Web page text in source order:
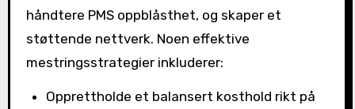
håndtere PMS oppblåsthet, og skaper et
støttende nettverk. Noen effektive
mestringsstrategier inkluderer:
Opprettholde et balansert kosthold rikt på